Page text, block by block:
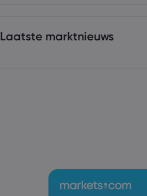
Laatste marktnieuws